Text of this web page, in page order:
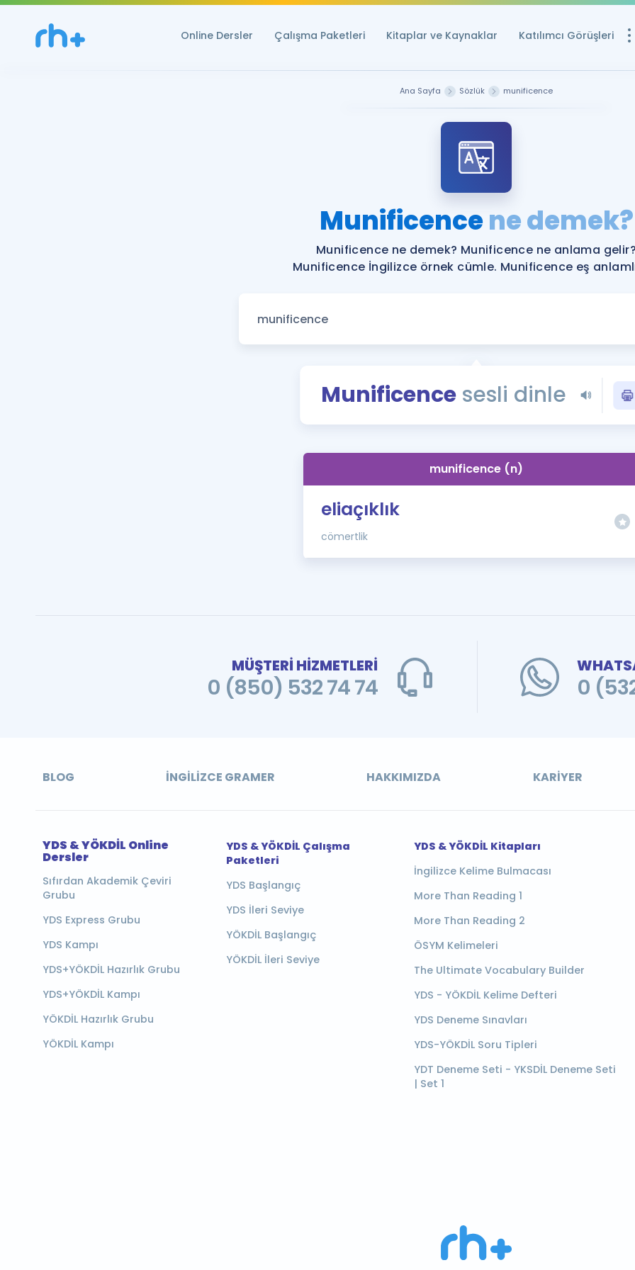
Online Dersler Çalışma Paketleri Kitaplar ve Kaynaklar Katılımcı Görüşleri
Ücretsiz
YDS ve YÖKDİL
YDS ve YÖKDİL'e
Tüm ÖSYM
Blog
YDS - YÖKDİL
İngilizce
Ana Sayfa Sözlük munificence
Munificencene demek?
Munificence ne demek? Munificence ne anlama gelir?
Munificence İngilizce örnek cümle. Munificence eş
Munificence sesli dinle
munificence (n)
eliaçıklık
cömertlik
MÜŞTERİ HİZMETLERİ
0 (850) 532 74 74 0
BLOG İNGILIZCE GRAMER HAKKIMIZDA KARIYER
YDS & YÖKDİL Online
Dersler
Sıfırdan Akademik Çeviri
Grubu
YDS Express Grubu
YDS Kampı
YDS+YÖKDİL Hazırlık Grubu
YDS+YÖKDİL Kampı
YÖKDİL Hazırlık Grubu
YÖKDİL Kampı
YDS & YÖKDİL Çalışma
Paketleri
YDS Başlangıç
YDS İleri Seviye
YÖKDİL Başlangıç
YÖKDİL İleri Seviye
YDS & YÖKDİL Kitapları
İngilizce Kelime Bulmacası
More Than Reading 1
More Than Reading 2
ÖSYM Kelimeleri
The Ultimate Vocabulary Builder
YDS - YÖKDİL Kelime Defteri
YDS Deneme Sınavları
YDS-YÖKDİL Soru Tipleri
YDT Deneme Seti - YKSDİL Deneme Seti
| Set 1